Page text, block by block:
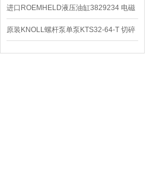
编码器
进口ROEMHELD液压油缸3829234 电磁
阀定位器
原装KNOLL螺杆泵单泵KTS32-64-T 切碎
排屑机